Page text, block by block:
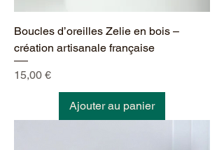
Boucles d’oreilles Zelie en bois –
création artisanale française
Prix
15,00 €
Ajouter au panier